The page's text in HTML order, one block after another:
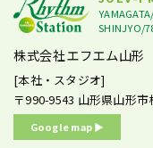
SHINJYO/
株式会社エフエム山形
[本社・スタジオ]
〒990-9543 山形県山形
Google map ▶︎